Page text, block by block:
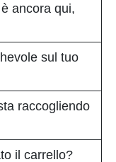
ancora qui,
sul tuo
raccogliendo
il carrello?